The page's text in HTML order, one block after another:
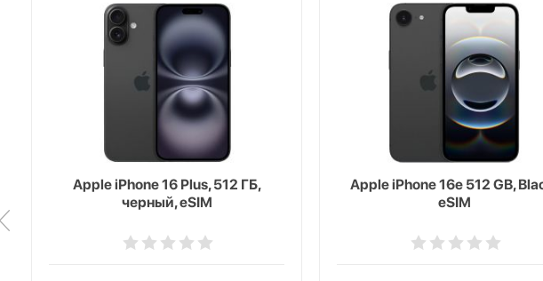
Apple iPhone 16 Plus, 512 ГБ,
черный, eSIM
Apple iPhone 16e 512 GB,
eSIM